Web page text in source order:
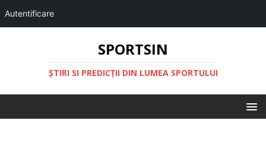
Autentificare
SPORTSIN
ŞTIRI SI PREDICŢII DIN LUMEA SPORTULUI